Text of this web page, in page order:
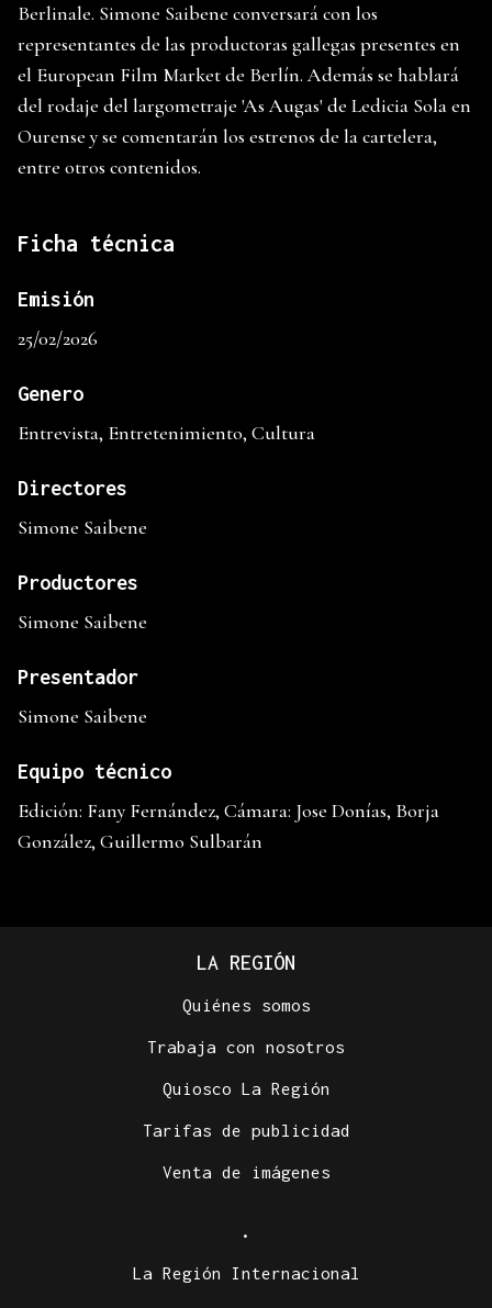
Berlinale. Simone Saibene conversará con los
representantes de las productoras gallegas presentes en
el European Film Market de Berlín. Además se hablará
del rodaje del largometraje 'As Augas' de Ledicia Sola en
Ourense y se comentarán los estrenos de la cartelera,
entre otros contenidos.
Ficha técnica
Emisión
25/02/2026
Genero
Entrevista, Entretenimiento, Cultura
Directores
Simone Saibene
Productores
Simone Saibene
Presentador
Simone Saibene
Equipo técnico
Edición: Fany Fernández, Cámara: Jose Donías, Borja
González, Guillermo Sulbarán
LA REGIÓN
Quiénes somos
Trabaja con nosotros
Quiosco La Región
Tarifas de publicidad
Venta de imágenes
.
La Región Internacional